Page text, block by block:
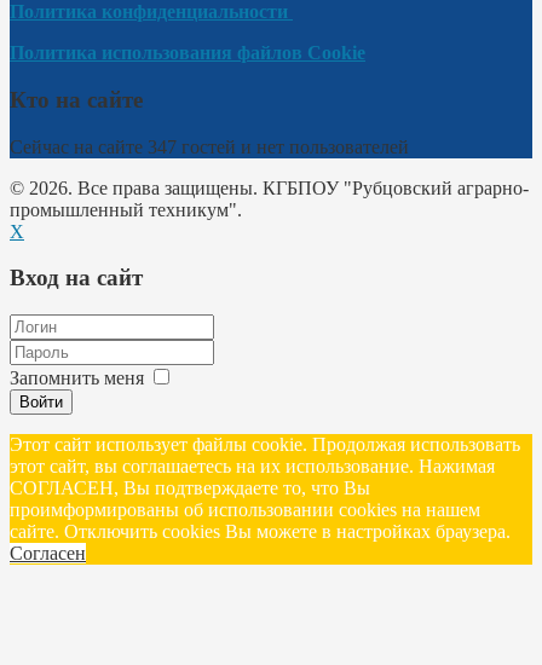
Политика конфиденциальности
Политика использования файлов Cookie
Кто на сайте
Сейчас на сайте 347 гостей и нет пользователей
© 2026. Все права защищены. КГБПОУ "Рубцовский аграрно-
промышленный техникум".
X
Вход на сайт
Запомнить меня
Войти
Этот сайт использует файлы cookie. Продолжая использовать
этот сайт, вы соглашаетесь на их использование. Нажимая
СОГЛАСЕН, Вы подтверждаете то, что Вы
проимформированы об использовании cookies на нашем
сайте. Отключить cookies Вы можете в настройках браузера.
Согласен